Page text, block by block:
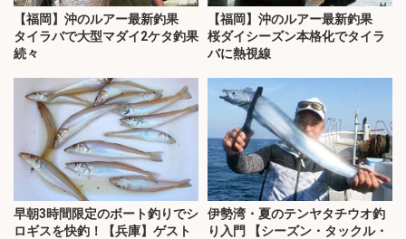
【福岡】沖のルアー最新釣果
タイラバで大型マダイ2ケタ釣果
続々
【福岡】沖のルアー最新釣果
桜ダイシーズン本格化でタイラ
バに熱視線
早朝3時間限定のボート釣りでシ
ロギスを快釣！【兵庫】ゲスト
伊勢湾・夏のテンヤタチウオ釣
り入門 【シーズン・タックル・